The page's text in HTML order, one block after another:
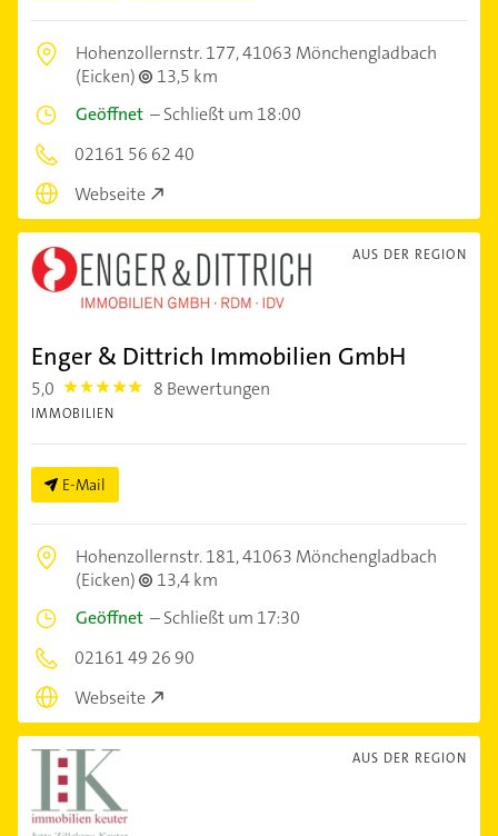
Hohenzollernstr. 177,41063 Mönchengladbach
(Eicken)
13,5 km
Geöffnet –Schließt um 18:00
02161 56 62 40
Webseite
AUS DER REGION
Enger & Dittrich Immobilien GmbH
5,0 5.0 8 Bewertungen
IMMOBILIEN
E-Mail
Hohenzollernstr. 181,41063 Mönchengladbach
(Eicken)
13,4 km
Geöffnet –Schließt um 17:30
02161 49 26 90
Webseite
AUS DER REGION